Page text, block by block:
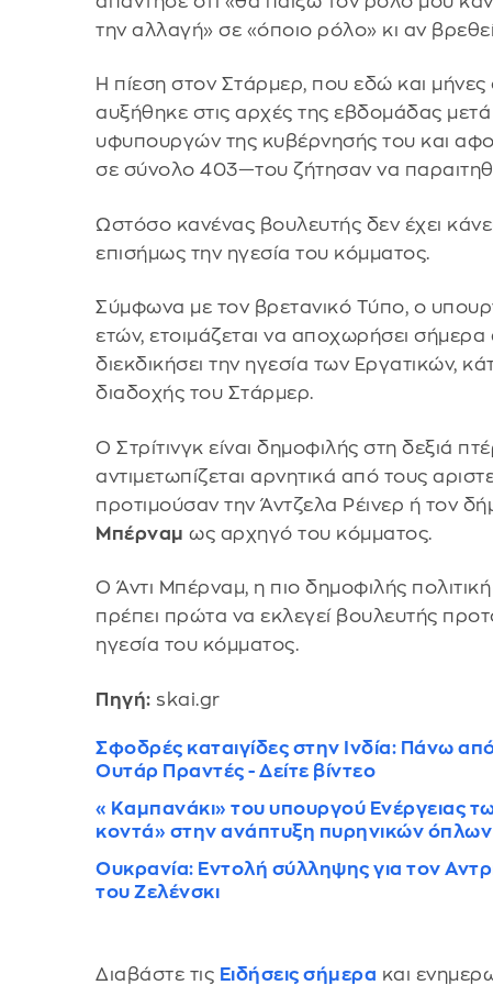
την αλλαγή» σε «όποιο ρόλο» κι αν
Η πίεση στον Στάρμερ, που εδώ και
αυξήθηκε στις αρχές της εβδομάδας
υφυπουργών της κυβέρνησής του και
σε σύνολο 403—του ζήτησαν να
Ωστόσο κανένας βουλευτής δεν έχει
επισήμως την ηγεσία του κόμματος.
Σύμφωνα με τον βρετανικό Τύπο, ο
ετών, ετοιμάζεται να αποχωρήσει
διεκδικήσει την ηγεσία των Εργατικών,
διαδοχής του Στάρμερ.
Ο Στρίτινγκ είναι δημοφιλής στη δεξιά
αντιμετωπίζεται αρνητικά από τους
προτιμούσαν την Άντζελα Ρέινερ ή τον
Μπέρναμ ως αρχηγό του κόμματος.
Ο Άντι Μπέρναμ, η πιο δημοφιλής
πρέπει πρώτα να εκλεγεί βουλευτής
ηγεσία του κόμματος.
Πηγή: skai.gr
Σφοδρές καταιγίδες στην Ινδία: Πάνω
Ουτάρ Πραντές - Δείτε βίντεο
«Καμπανάκι» του υπουργού Ενέργειας
κοντά» στην ανάπτυξη πυρηνικών όπλων
Ουκρανία: Εντολή σύλληψης για τον
του Ζελένσκι
Διαβάστε τις Ειδήσεις σήμερα και